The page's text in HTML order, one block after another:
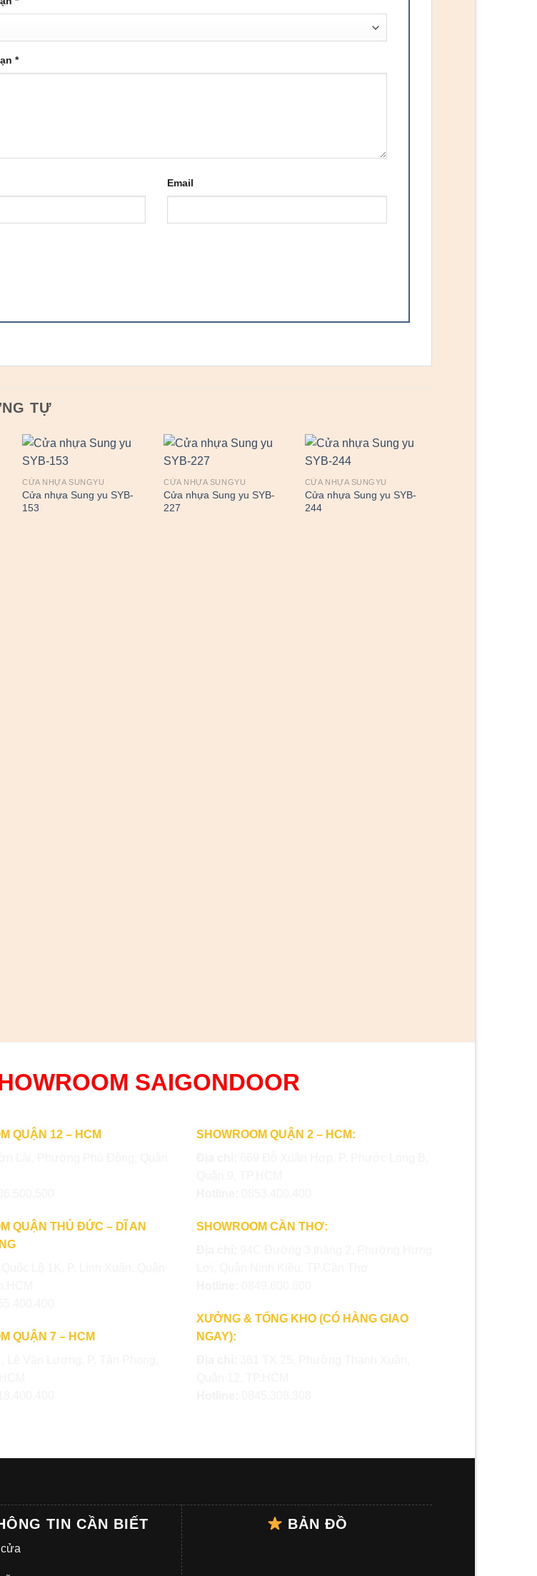
*
Email
TỰ
CỬA NHỰA SUNGYU
Cửa nhựa Sung yu SYB-
153
CỬA NHỰA SUNGYU
Cửa nhựa Sung yu SYB-
227
CỬA NHỰA SUNGYU
Cửa nhựa Sung yu SYB-
244
SAIGONDOOR
QUẬN 12 – HCM
QUẬN THỦ ĐỨC – DĨ AN
QUẬN 7 – HCM
SHOWROOM QUẬN 2 – HCM:
SHOWROOM CẦN THƠ:
XƯỞNG & TỔNG KHO (CÓ HÀNG GIAO
NGAY):
TIN CẦN BIẾT BẢN ĐỒ